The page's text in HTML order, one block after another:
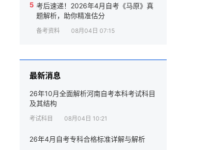
5 考后速递！2026年4月自考《马原》真
题解析，助你精准估分
备考资料 08月04日 07:15
最新消息
26年10月全面解析河南自考本科考试科目
及其结构
考试科目 08月04日 10:21
26年4月自考专科合格标准详解与解析